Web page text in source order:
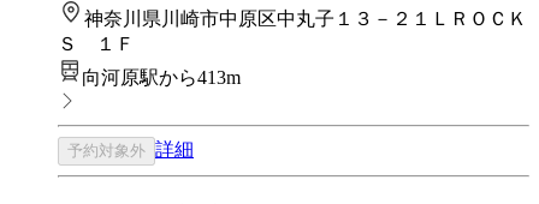
神奈川県川崎市中原区中丸子１３－２１ＬＲＯＣＫ
Ｓ １Ｆ
向河原駅から413m
予約対象外 詳細